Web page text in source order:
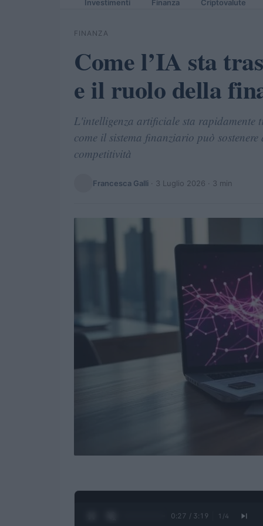
Investimenti Finanza Criptovalute
FINANZA
Come l’IA sta
e il ruolo della
L'intelligenza artificiale sta rapidamente
come il sistema finanziario può
competitività
Francesca Galli · 3 Luglio 2026 · 3 min
0:28 / 3:19 1 /4